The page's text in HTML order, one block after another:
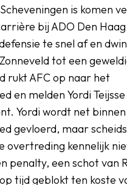
is komen
bij ADO Den Haag
te snel af en
tot een
rukt AFC op naar het
en melden Yordi
Yordi wordt net
gevloerd, maar
overtreding kennelijk
penalty, een schot van
tijd geblokt ten koste